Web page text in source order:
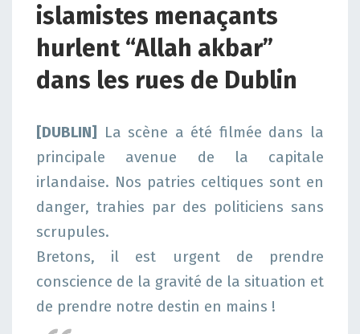
islamistes menaçants
hurlent “Allah akbar”
dans les rues de Dublin
[DUBLIN]
La scène a été filmée dans la
principale avenue de la capitale
irlandaise. Nos patries celtiques sont en
danger, trahies par des politiciens sans
scrupules.
Bretons, il est urgent de prendre
conscience de la gravité de la situation et
de prendre notre destin en mains !